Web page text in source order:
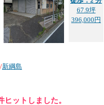
67.9坪
396,000円
/新綱島
ットしました。